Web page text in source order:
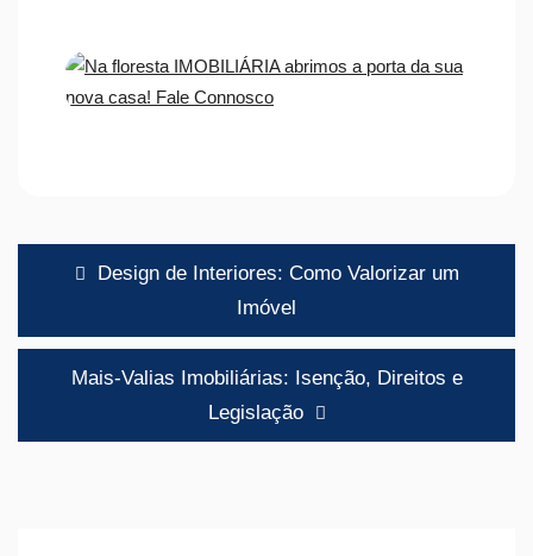
Navegação
artigos
Design de Interiores: Como Valorizar um
Imóvel
Mais-Valias Imobiliárias: Isenção, Direitos e
Legislação